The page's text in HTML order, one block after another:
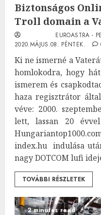
Biztonságos
Troll domain a
EUROASTRA -
2020.MÁJUS.08. PÉNTEK.
Ki ne ismerné a
homlokodra, hogy
ismerem és
haza regisztrátor
véve: 2000.
lett, lassan 20
index.hu indulása
nagy DOTCOM lufi
TOVÁBBI RÉSZLETEK
2 minutes read